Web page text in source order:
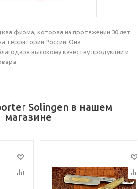
фирма, которая на протяжении 30 лет
территории России. Она
высокому качеству продукции и
Solingen в нашем
магазине